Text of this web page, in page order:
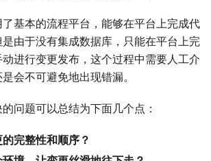
基本的流程平台，能够在平台上完成代
由于没有集成数据库，只能在平台上完
进行变更发布，这个过程中需要人工介
会不可避免地出现错漏。
问题可以总结为下面几个点：
完整性和顺序？